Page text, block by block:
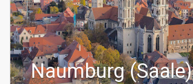
Naumburg (Saale)